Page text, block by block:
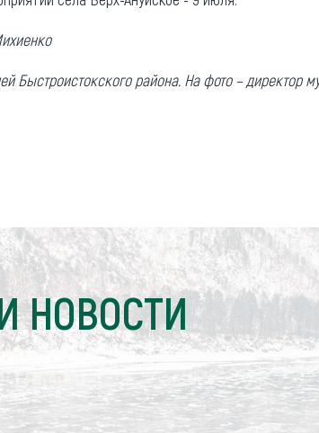
Быстроистокского района. На фото – директор
НОВОСТИ